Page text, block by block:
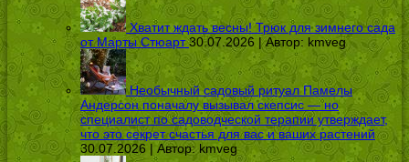
Хватит ждать весны! Трюк для зимнего сада
от Марты Стюарт 30.07.2026 | Автор: kmveg
Необычный садовый ритуал Памелы
Андерсон поначалу вызывал скепсис — но
специалист по садоводческой терапии утверждает,
что это секрет счастья для вас и ваших растений
30.07.2026 | Автор:kmveg